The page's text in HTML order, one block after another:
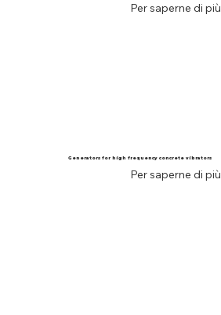
Per saperne di più
Generators for high frequency concrete vibrators
Per saperne di più